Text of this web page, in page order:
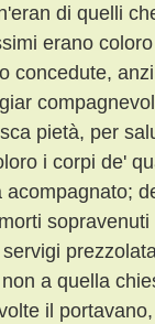
di quelli
erano
concedute,
pietà, per
i corpi de'
acompagnato;
a quella
il